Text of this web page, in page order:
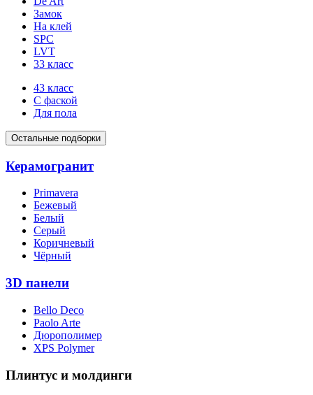
Замок
На клей
SPC
LVT
33 класс
43 класс
С фаской
Для пола
Остальные подборки
Керамогранит
Primavera
Бежевый
Белый
Серый
Коричневый
Чёрный
3D панели
Bello Deco
Paolo Arte
Дюрополимер
XPS Polymer
Плинтус и молдинги